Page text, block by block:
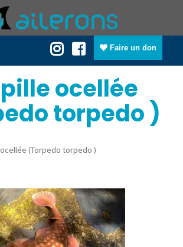
Faire un don
ocellée
torpedo )
(Torpedo torpedo )